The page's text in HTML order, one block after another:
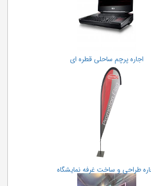
اجاره پرچم ساحلی قطره ای
طراحی و ساخت غرفه نمایشگاه